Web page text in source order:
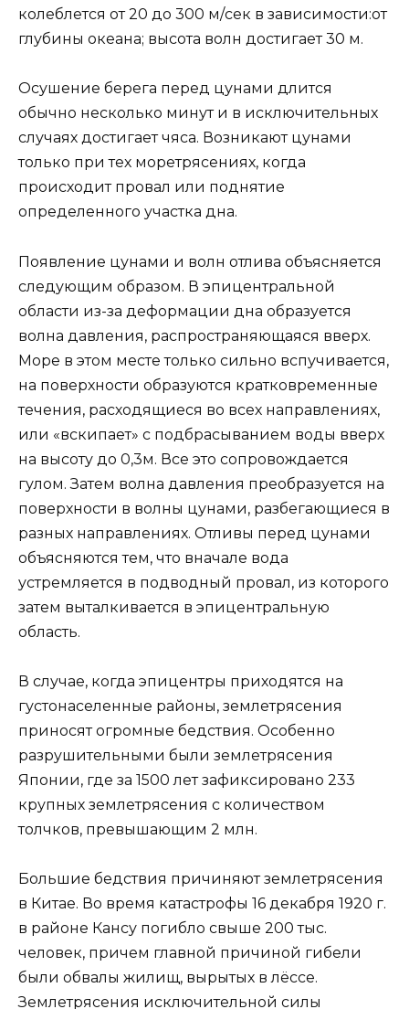
колеблется от 20 до 300 м/сек в зависимости:от
глубины океана; высота волн достигает 30 м.
Осушение берега перед цунами длится
обычно несколько минут и в исключительных
случаях достигает чяса. Возникают цунами
только при тех моретрясениях, когда
происходит провал или поднятие
определенного участка дна.
Появление цунами и волн отлива объясняется
следующим образом. В эпицентральной
области из-за деформации дна образуется
волна давления, распространяющаяся вверх.
Море в этом месте только сильно вспучивается,
на поверхности образуются кратковременные
течения, расходящиеся во всех направлениях,
или «вскипает» с подбрасыванием воды вверх
на высоту до 0,3м. Все это сопровождается
гулом. Затем волна давления преобразуется на
поверхности в волны цунами, разбегающиеся в
разных направлениях. Отливы перед цунами
объясняются тем, что вначале вода
устремляется в подводный провал, из которого
затем выталкивается в эпицентральную
область.
В случае, когда эпицентры приходятся на
густонаселенные районы, землетрясения
приносят огромные бедствия. Особенно
разрушительными были землетрясения
Японии, где за 1500 лет зафиксировано 233
крупных землетрясения с количеством
толчков, превышающим 2 млн.
Большие бедствия причиняют землетрясения
в Китае. Во время катастрофы 16 декабря 1920 г.
в районе Кансу погибло свыше 200 тыс.
человек, причем главной причиной гибели
были обвалы жилищ, вырытых в лёссе.
Землетрясения исключительной силы